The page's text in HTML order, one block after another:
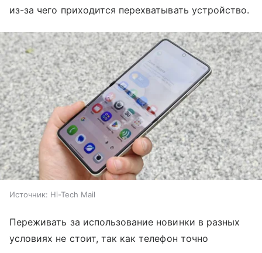
из-за чего приходится перехватывать устройство.
Источник: Hi-Tech Mail
Переживать за использование новинки в разных
условиях не стоит, так как телефон точно